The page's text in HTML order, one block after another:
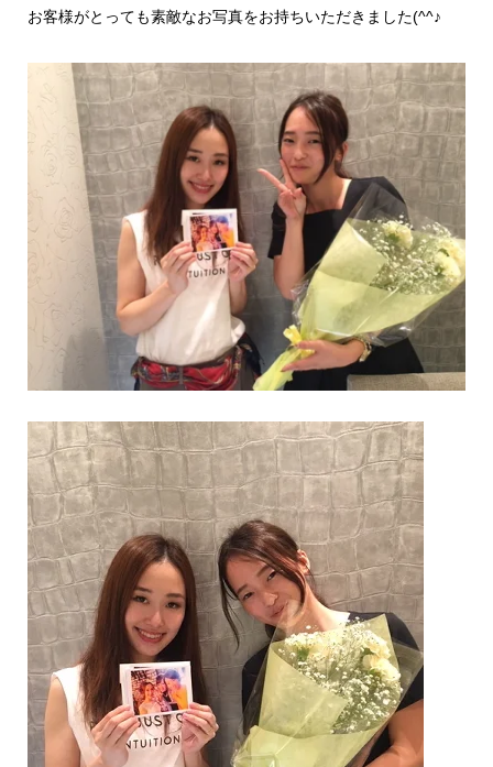
お客様がとっても素敵なお写真をお持ちいただきました(^^♪